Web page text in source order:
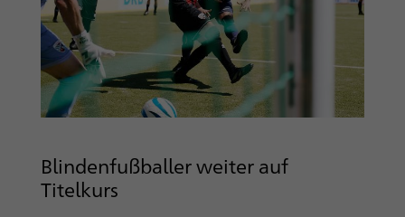
Blindenfußballer weiter auf
Titelkurs